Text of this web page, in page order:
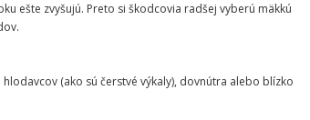
ešte zvyšujú. Preto si škodcovia radšej vyberú mäkkú
(ako sú čerstvé výkaly), dovnútra alebo blízko